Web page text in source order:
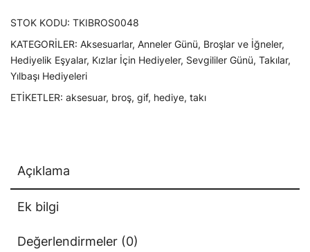
STOK KODU: TKIBROS0048
KATEGORILER: Aksesuarlar, Anneler Günü, Broşlar ve İğneler,
Hediyelik Eşyalar, Kızlar İçin Hediyeler, Sevgililer Günü, Takılar,
Yılbaşı Hediyeleri
ETIKETLER: aksesuar, broş, gif, hediye, takı
Açıklama
Ek bilgi
Değerlendirmeler (0)